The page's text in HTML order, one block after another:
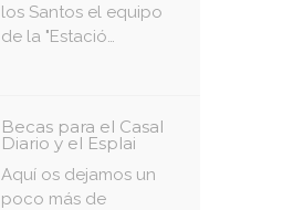
los Santos el equipo
de la "Estació…
Becas para el Casal
Diario y el Esplai
Aquí os dejamos un
poco más de